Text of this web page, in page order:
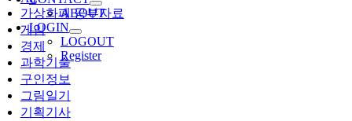
ABOUT
LOGIN
LOGOUT
Register
가상화폐 공부자료
게임
경제
과학기술
구인정보
그림일기
기획기사